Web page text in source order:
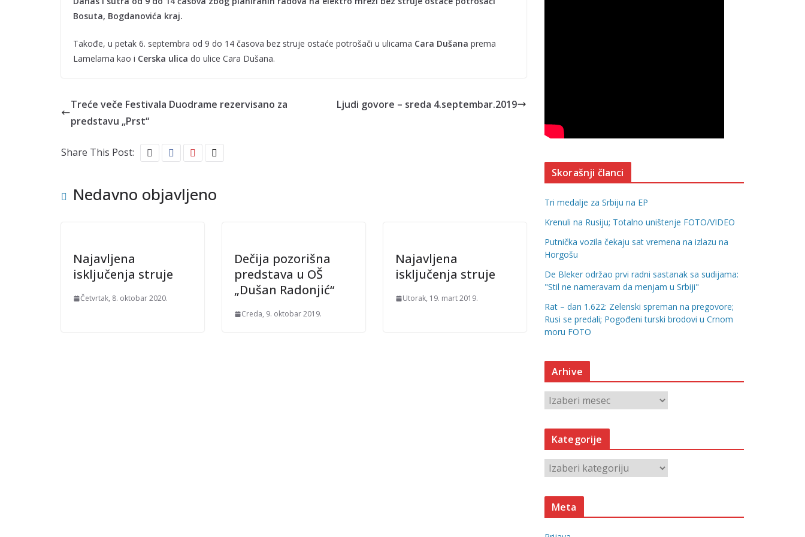
Bosuta, Bogdanovića kraj.
Takođe, u petak 6. septembra od 9 do 14 časova bez struje ostaće potrošači u ulicama Cara Dušana prema
Lamelama kao i Cerska ulica do ulice Cara Dušana.
Treće veče Festivala Duodrame rezervisano za
predstavu „Prst“
Ljudi govore – sreda 4.septembar.2019
Share This Post:
Nedavno objavljeno
Najavljena
isključenja struje
Četvrtak, 8. oktobar 2020.
Dečija pozorišna
predstava u OŠ
„Dušan Radonjić“
Creda, 9. oktobar 2019.
Najavljena
isključenja struje
Utorak, 19. mart 2019.
Skorašnji članci
Tri medalje za Srbiju na EP
Krenuli na Rusiju; Totalno uništenje FOTO/VIDEO
Putnička vozila čekaju sat vremena na izlazu na
Horgošu
De Bleker održao prvi radni sastanak sa sudijama:
"Stil ne nameravam da menjam u Srbiji"
Rat – dan 1.622: Zelenski spreman na pregovore;
Rusi se predali; Pogođeni turski brodovi u Crnom
moru FOTO
Arhive
r
h
v
Kategorije
a
t
Meta